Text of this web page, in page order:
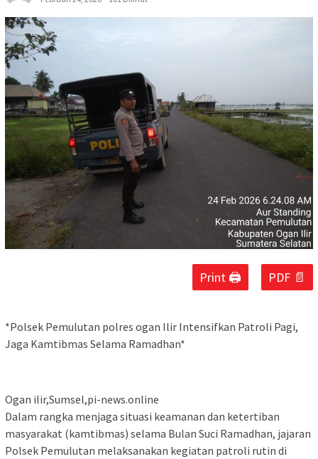
Print 🖨 PDF 📄
*Polsek Pemulutan polres ogan Ilir Intensifkan Patroli Pagi,
Jaga Kamtibmas Selama Ramadhan*
Ogan ilir,Sumsel,pi-news.online
Dalam rangka menjaga situasi keamanan dan ketertiban
masyarakat (kamtibmas) selama Bulan Suci Ramadhan, jajaran
Polsek Pemulutan melaksanakan kegiatan patroli rutin di